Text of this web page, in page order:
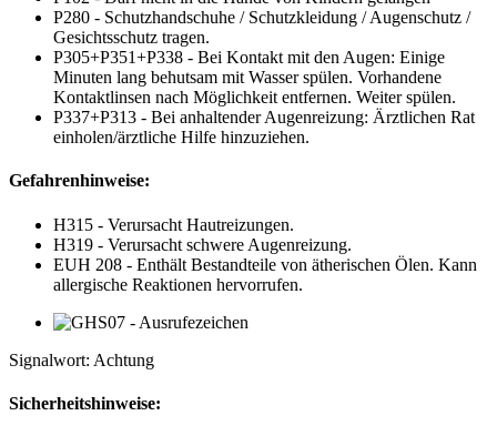
P280 - Schutzhandschuhe / Schutzkleidung / Augenschutz /
Gesichtsschutz tragen.
P305+P351+P338 - Bei Kontakt mit den Augen: Einige
Minuten lang behutsam mit Wasser spülen. Vorhandene
Kontaktlinsen nach Möglichkeit entfernen. Weiter spülen.
P337+P313 - Bei anhaltender Augenreizung: Ärztlichen Rat
einholen/ärztliche Hilfe hinzuziehen.
Gefahrenhinweise:
H315 - Verursacht Hautreizungen.
H319 - Verursacht schwere Augenreizung.
EUH 208 - Enthält Bestandteile von ätherischen Ölen. Kann
allergische Reaktionen hervorrufen.
Signalwort: Achtung
Sicherheitshinweise: